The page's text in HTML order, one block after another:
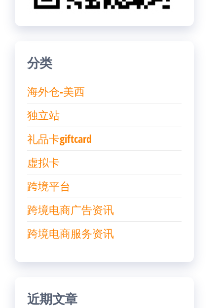
分类
海外仓-美西
独立站
礼品卡giftcard
虚拟卡
跨境平台
跨境电商广告资讯
跨境电商服务资讯
近期文章